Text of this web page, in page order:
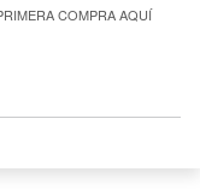
COMPRA AQUÍ